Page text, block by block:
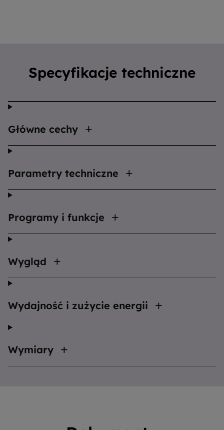
Specyfikacje techniczne
Główne cechy
Parametry techniczne
Programy i funkcje
Wygląd
Wydajność i zużycie energii
Wymiary